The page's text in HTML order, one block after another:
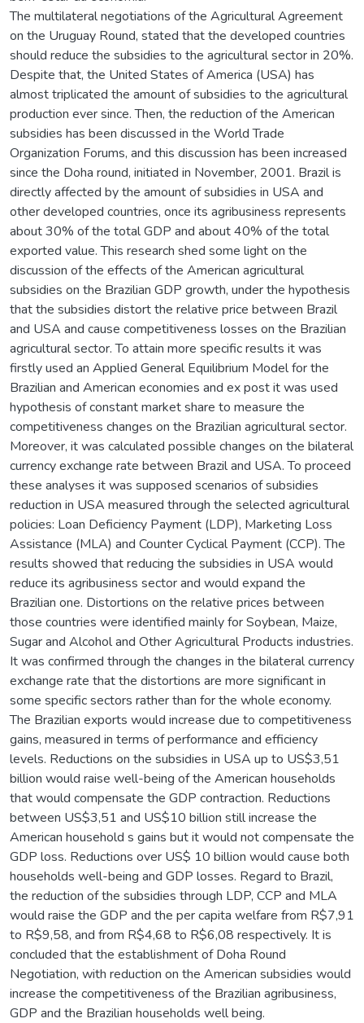
The multilateral negotiations of the Agricultural Agreement
on the Uruguay Round, stated that the developed countries
should reduce the subsidies to the agricultural sector in 20%.
Despite that, the United States of America (USA) has
almost triplicated the amount of subsidies to the agricultural
production ever since. Then, the reduction of the American
subsidies has been discussed in the World Trade
Organization Forums, and this discussion has been increased
since the Doha round, initiated in November, 2001. Brazil is
directly affected by the amount of subsidies in USA and
other developed countries, once its agribusiness represents
about 30% of the total GDP and about 40% of the total
exported value. This research shed some light on the
discussion of the effects of the American agricultural
subsidies on the Brazilian GDP growth, under the hypothesis
that the subsidies distort the relative price between Brazil
and USA and cause competitiveness losses on the Brazilian
agricultural sector. To attain more specific results it was
firstly used an Applied General Equilibrium Model for the
Brazilian and American economies and ex post it was used
hypothesis of constant market share to measure the
competitiveness changes on the Brazilian agricultural sector.
Moreover, it was calculated possible changes on the bilateral
currency exchange rate between Brazil and USA. To proceed
these analyses it was supposed scenarios of subsidies
reduction in USA measured through the selected agricultural
policies: Loan Deficiency Payment (LDP), Marketing Loss
Assistance (MLA) and Counter Cyclical Payment (CCP). The
results showed that reducing the subsidies in USA would
reduce its agribusiness sector and would expand the
Brazilian one. Distortions on the relative prices between
those countries were identified mainly for Soybean, Maize,
Sugar and Alcohol and Other Agricultural Products industries.
It was confirmed through the changes in the bilateral currency
exchange rate that the distortions are more significant in
some specific sectors rather than for the whole economy.
The Brazilian exports would increase due to competitiveness
gains, measured in terms of performance and efficiency
levels. Reductions on the subsidies in USA up to US$3,51
billion would raise well-being of the American households
that would compensate the GDP contraction. Reductions
between US$3,51 and US$10 billion still increase the
American household s gains but it would not compensate the
GDP loss. Reductions over US$ 10 billion would cause both
households well-being and GDP losses. Regard to Brazil,
the reduction of the subsidies through LDP, CCP and MLA
would raise the GDP and the per capita welfare from R$7,91
to R$9,58, and from R$4,68 to R$6,08 respectively. It is
concluded that the establishment of Doha Round
Negotiation, with reduction on the American subsidies would
increase the competitiveness of the Brazilian agribusiness,
GDP and the Brazilian households well being.